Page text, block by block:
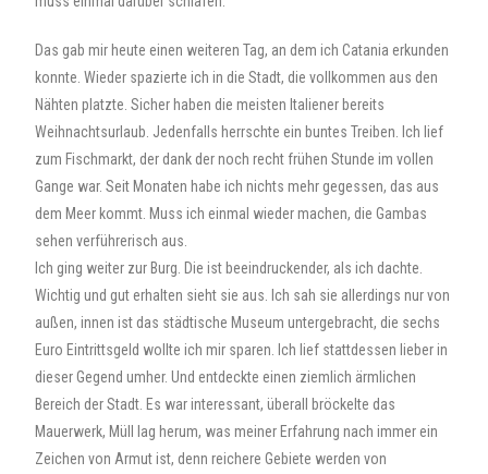
Das gab mir heute einen weiteren Tag, an dem ich Catania erkunden
konnte. Wieder spazierte ich in die Stadt, die vollkommen aus den
Nähten platzte. Sicher haben die meisten Italiener bereits
Weihnachtsurlaub. Jedenfalls herrschte ein buntes Treiben. Ich lief
zum Fischmarkt, der dank der noch recht frühen Stunde im vollen
Gange war. Seit Monaten habe ich nichts mehr gegessen, das aus
dem Meer kommt. Muss ich einmal wieder machen, die Gambas
sehen verführerisch aus.
Ich ging weiter zur Burg. Die ist beeindruckender, als ich dachte.
Wichtig und gut erhalten sieht sie aus. Ich sah sie allerdings nur von
außen, innen ist das städtische Museum untergebracht, die sechs
Euro Eintrittsgeld wollte ich mir sparen. Ich lief stattdessen lieber in
dieser Gegend umher. Und entdeckte einen ziemlich ärmlichen
Bereich der Stadt. Es war interessant, überall bröckelte das
Mauerwerk, Müll lag herum, was meiner Erfahrung nach immer ein
Zeichen von Armut ist, denn reichere Gebiete werden von